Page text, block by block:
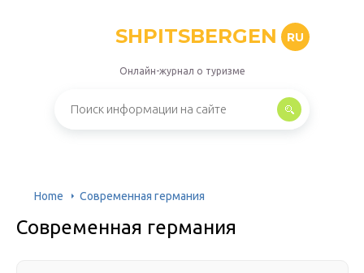
SHPITSBERGEN RU
Онлайн-журнал о туризме
Home Современная германия
Современная германия